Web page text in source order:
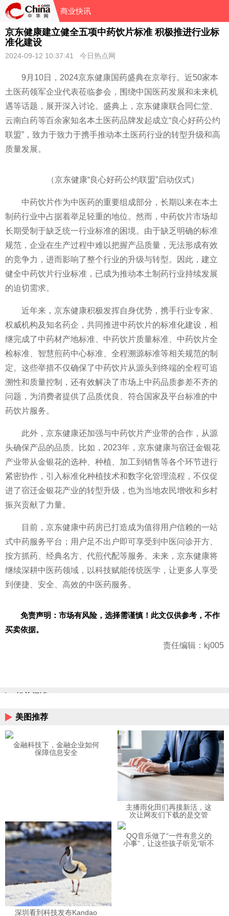
商业快讯
京东健康建立健全五项中药饮片标准 积极推进行业标
准化建设
2024-09-12 10:37:41 今日热点网
9月10日，2024京东健康国药盛典在京举行。 近50家本
土医药领军企业代表莅临参会，围绕中国医药发展和未来机
遇等话题，展开深入讨论。盛典上，京东健康联合同仁堂、
云南白药等百余家知名本土医药品牌发起成立“良心好药公约
联盟”，致力于致力于携手推动本土医药行业的转型升级和高
质量发展。
（京东健康“良心好药公约联盟”启动仪式）
中药饮片作为中医药的重要组成部分，长期以来在本土
制药行业中占据着举足轻重的地位。然而，中药饮片市场却
长期受制于缺乏统一行业标准的困境。由于缺乏明确的标准
规范，企业在生产过程中难以把握产品质量，无法形成有效
的竞争力，进而影响了整个行业的升级与转型。因此，建立
健全中药饮片行业标准，已成为推动本土制药行业持续发展
的迫切需求。
近年来，京东健康积极发挥自身优势，携手行业专家、
权威机构及知名药企，共同推进中药饮片的标准化建设，相
继完成了中药材产地标准、中药饮片质量标准、中药饮片全
检标准、智慧煎药中心标准、全程溯源标准等相关规范的制
定。这些举措不仅确保了中药饮片从源头到终端的全程可追
溯性和质量控制，还有效解决了市场上中药品质参差不齐的
问题，为消费者提供了品质优良、符合国家及平台标准的中
药饮片服务。
此外，京东健康还加强与中药饮片产业带的合作，从源
头确保产品的品质。比如，2023年，京东健康与宿迁金银花
产业带从金银花的选种、种植、加工到销售等各个环节进行
紧密协作，引入标准化种植技术和数字化管理流程，不仅促
进了宿迁金银花产业的转型升级，也为当地农民增收和乡村
振兴贡献了力量。
目前，京东健康中药房已打造成为值得用户信赖的一站
式中药服务平台；用户足不出户即可享受到 中医问诊开方、
按方抓药、经典名方、代煎代配等服务。未来，京东健康将
继续深耕中医药领域，以科技赋能传统医学，让更多人享受
到便捷、安全、高效的中医药服务。
免责声明：市场有风险，选择需谨慎！此文仅供参考，不作
买卖依据。
责任编辑：kj005
相关阅读
美图推荐
金融科技下，金融企业如何
保障信息安全
主播雨化田们再接新活，这
次让网友们下载的是交管
深圳看到科技发布Kandao
QQ音乐做了“一件有意义的
小事”，让这些孩子听见“听不